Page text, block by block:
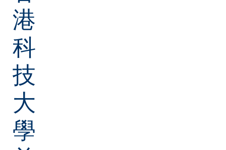
港
科
技
大
學